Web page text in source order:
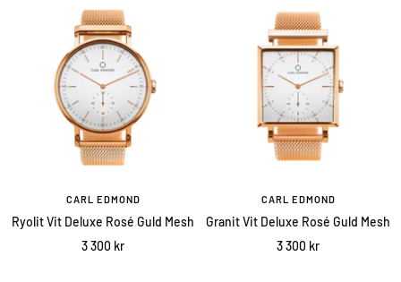
CARL EDMOND
Ryolit Vit Deluxe Rosé Guld Mesh
Sale
3 300 kr
CARL EDMOND
Granit Vit Deluxe Rosé Guld Mesh
Sale
3 300 kr